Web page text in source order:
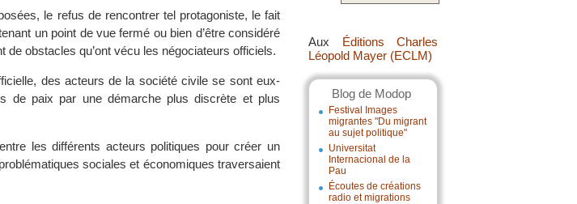
Aux Éditions Charles
Léopold Mayer (ECLM)
Blog de Modop
Festival Images
migrantes "Du migrant
au sujet politique"
Universitat
Internacional de la
Pau
Écoutes de créations
radio et migrations
le refus de rencontrer tel protagoniste, le fait
un point de vue fermé ou bien d’être considéré
obstacles qu’ont vécu les négociateurs officiels.
des acteurs de la société civile se sont eux-
de paix par une démarche plus discrète et plus
les différents acteurs politiques pour créer un
sociales et économiques traversaient